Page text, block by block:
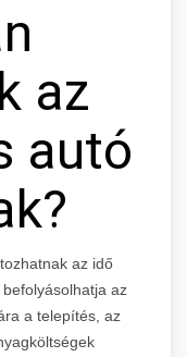
az
autó
az idő
az
a telepítés, az